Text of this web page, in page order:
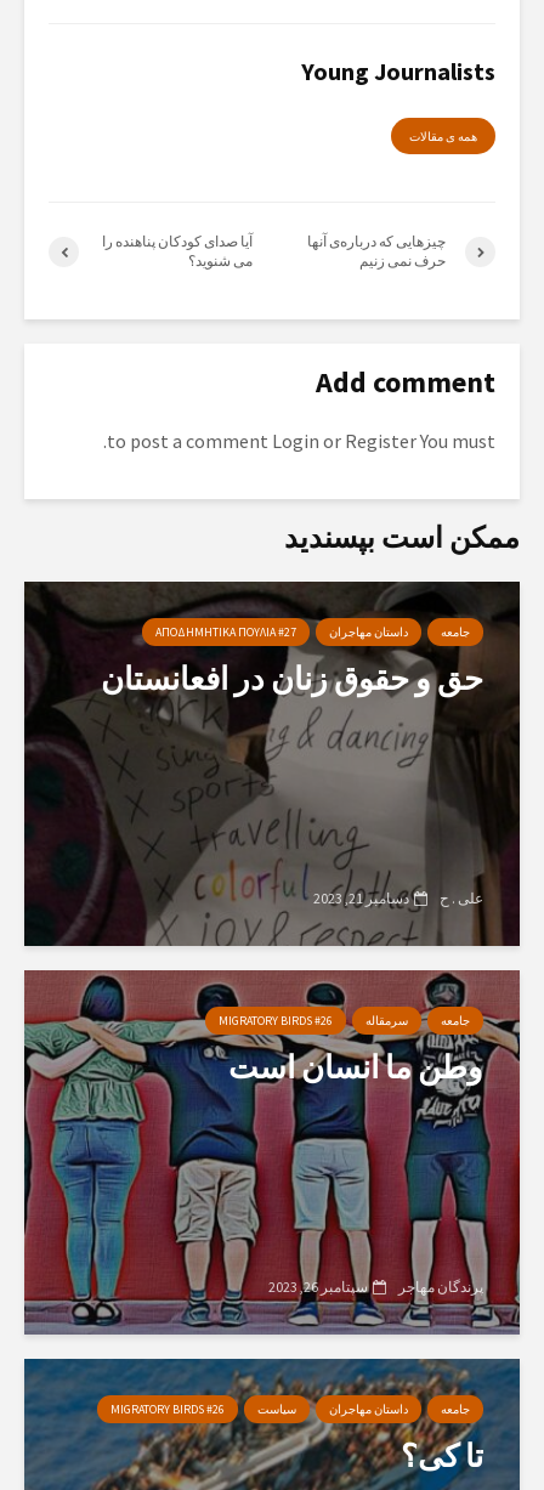
Young Journalists
همە ی مقالات
آیا صدای کودکان پناهندە را
می شنوید؟
چیزهایی کە دربارەی آنها
حرف نمی زنیم
Add comment
You must
Register
Login
ممکن است بپسندید
جامعه داستان مهاجران ΑΠΟΔΗΜΗΤΙΚΑ ΠΟΥΛΙΑ #27
حق و حقوق زنان در افعانستان
علی . ح دسامبر 21, 2023
جامعه سرمقاله MIGRATORY BIRDS #26
وطن ما انسان است
پرندگان مهاجر سپتامبر 26, 2023
جامعه داستان مهاجران سیاست MIGRATORY BIRDS #26
تا کی؟